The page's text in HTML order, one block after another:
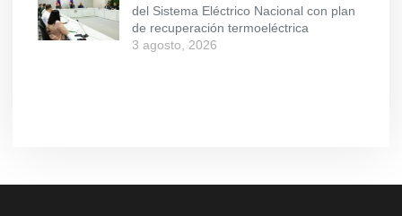
del Sistema Eléctrico Nacional con plan
de recuperación termoeléctrica
3 agosto, 2026